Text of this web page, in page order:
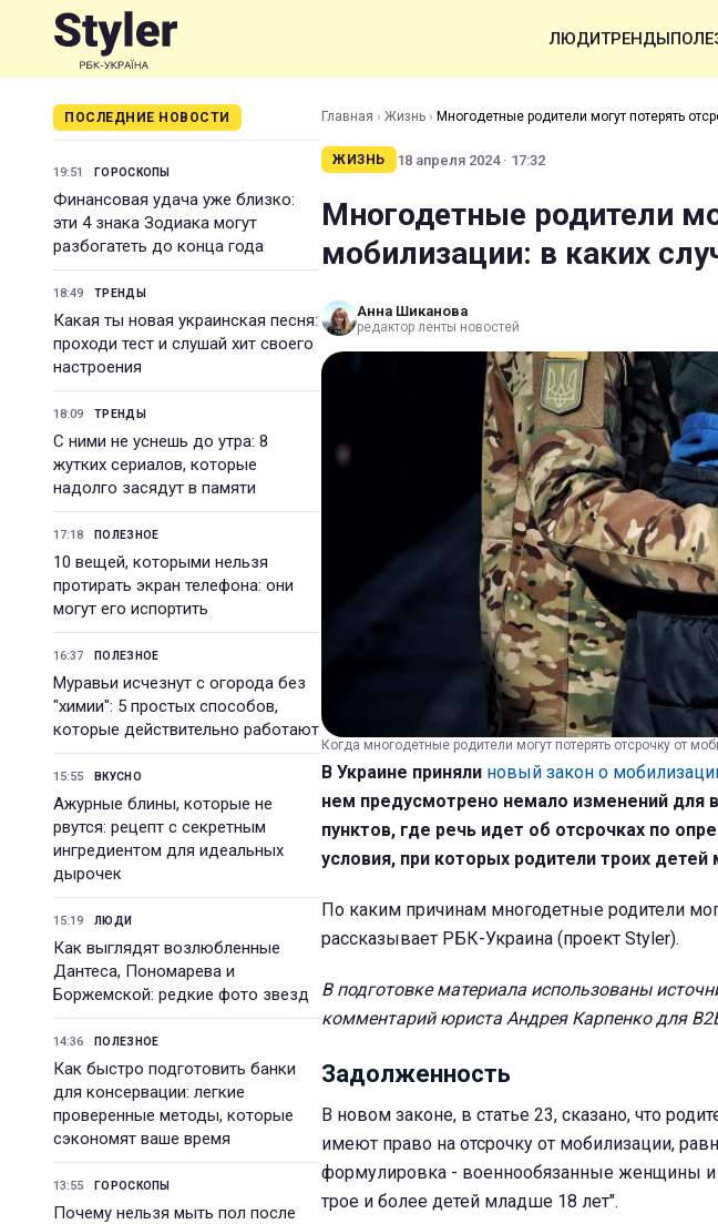
ЛЮДИТРЕНДЫ
ПОСЛЕДНИЕ НОВОСТИ
19:51 ГОРОСКОПЫ
Финансовая удача уже близко:
эти 4 знака Зодиака могут
разбогатеть до конца года
18:49 ТРЕНДЫ
Какая ты новая украинская песня:
проходи тест и слушай хит своего
настроения
18:09 ТРЕНДЫ
С ними не уснешь до утра: 8
жутких сериалов, которые
надолго засядут в памяти
17:18 ПОЛЕЗНОЕ
10 вещей, которыми нельзя
протирать экран телефона: они
могут его испортить
16:37 ПОЛЕЗНОЕ
Муравьи исчезнут с огорода без
"химии": 5 простых способов,
которые действительно работают
15:55 ВКУСНО
Ажурные блины, которые не
рвутся: рецепт с секретным
ингредиентом для идеальных
дырочек
15:19 ЛЮДИ
Как выглядят возлюбленные
Дантеса, Пономарева и
Боржемской: редкие фото звезд
14:36 ПОЛЕЗНОЕ
Как быстро подготовить банки
для консервации: легкие
проверенные методы, которые
сэкономят ваше время
13:55 ГОРОСКОПЫ
Почему нельзя мыть пол после
Главная › Жизнь › Многодетные родители могут потерять
ЖИЗНЬ 18 апреля 2024 · 17:32
Многодетные родители
мобилизации: в каких
Анна Шиканова
редактор ленты новостей
Когда многодетные родители могут потерять отсрочку от
В Украине приняли новый закон о
нем предусмотрено немало изменений для
пунктов, где речь идет об отсрочках по
условия, при которых родители троих
По каким причинам многодетные родители
рассказывает РБК-Украина (проект Styler).
В подготовке материала использованы
комментарий юриста Андрея Карпенко для
Задолженность
В новом законе, в статье 23, сказано, что
имеют право на отсрочку от мобилизации,
формулировка - военнообязанные женщины и
трое и более детей младше 18 лет".